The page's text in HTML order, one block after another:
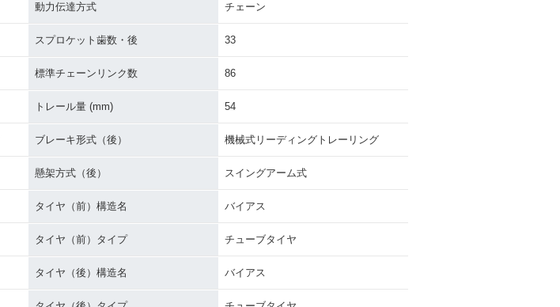
動力伝達方式 チェーン
スプロケット歯数・後 33
標準チェーンリンク数 86
トレール量 (mm) 54
ブレーキ形式（後） 機械式リーディングトレーリング
懸架方式（後） スイングアーム式
タイヤ（前）構造名 バイアス
タイヤ（前）タイプ チューブタイヤ
タイヤ（後）構造名 バイアス